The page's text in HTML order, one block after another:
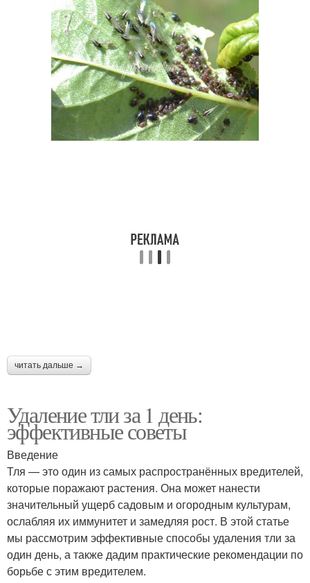
читать дальше →
Удаление тли за 1 день:
эффективные советы
Введение
Тля — это один из самых распространённых вредителей,
которые поражают растения. Она может нанести
значительный ущерб садовым и огородным культурам,
ослабляя их иммунитет и замедляя рост. В этой статье
мы рассмотрим эффективные способы удаления тли за
один день, а также дадим практические рекомендации по
борьбе с этим вредителем.